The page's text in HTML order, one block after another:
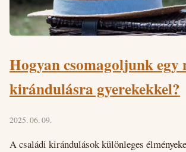
Hogyan csomagoljunk egy
kirándulásra gyerekekkel?
2025. 06. 09.
A családi kirándulások különleges